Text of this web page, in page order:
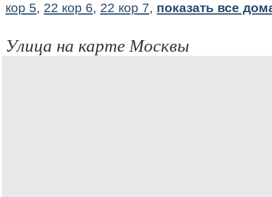
кор 5, 22 кор 6, 22 кор 7, показать все
Улица на карте Москвы